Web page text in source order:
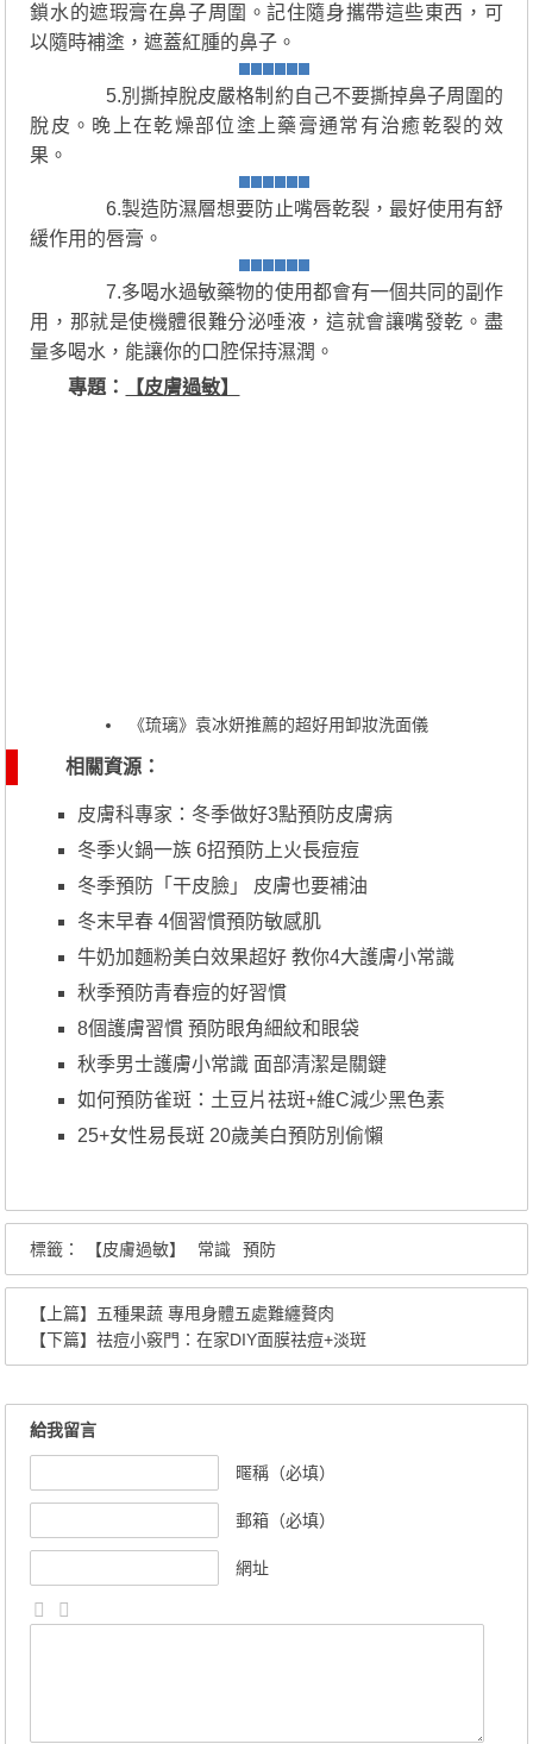
鎖水的遮瑕膏在鼻子周圍。記住隨身攜帶這些東西，可
以隨時補塗，遮蓋紅腫的鼻子。
5.別撕掉脫皮嚴格制約自己不要撕掉鼻子周圍的
脫皮。晚上在乾燥部位塗上藥膏通常有治癒乾裂的效
果。
6.製造防濕層想要防止嘴唇乾裂，最好使用有舒
緩作用的唇膏。
7.多喝水過敏藥物的使用都會有一個共同的副作
用，那就是使機體很難分泌唾液，這就會讓嘴發乾。盡
量多喝水，能讓你的口腔保持濕潤。
專題：
【皮膚過敏】
《琉璃》袁冰妍推薦的超好用卸妝洗面儀
相關資源：
皮膚科專家：冬季做好3點預防皮膚病
冬季火鍋一族 6招預防上火長痘痘
冬季預防「干皮臉」 皮膚也要補油
冬末早春 4個習慣預防敏感肌
牛奶加麵粉美白效果超好 教你4大護膚小常識
秋季預防青春痘的好習慣
8個護膚習慣 預防眼角細紋和眼袋
秋季男士護膚小常識 面部清潔是關鍵
如何預防雀斑：土豆片祛斑+維C減少黑色素
25+女性易長斑 20歲美白預防別偷懶
標籤： 【皮膚過敏】 常識 預防
【上篇】 五種果蔬 專甩身體五處難纏贅肉
【下篇】祛痘小竅門：在家DIY面膜祛痘+淡斑
給我留言
暱稱（必填）
郵箱（必填）
網址